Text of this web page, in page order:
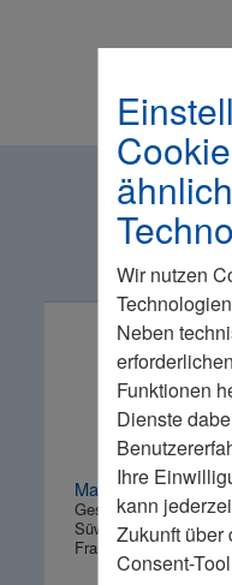
Wir nutzen
Neben
Funktionen
Dienste
Ihre
kann
Zukunft über
Consent-
Mario Beck
Geschäftsführer
Süwag Vertrieb AG &
Frankfurt/Main